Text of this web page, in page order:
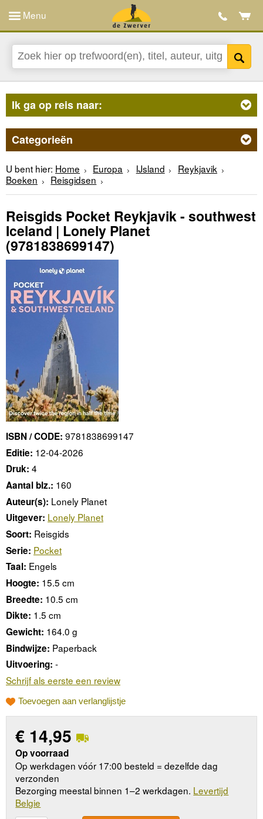
Menu
Ik ga op reis naar:
Categorieën
U bent hier: Home Europa IJsland
Reykjavik
Boeken
Reisgidsen
Reisgids Pocket Reykjavik - southwest
Iceland | Lonely Planet
(9781838699147)
ISBN / CODE: 9781838699147
Editie: 12-04-2026
Druk: 4
Aantal blz.: 160
Auteur(s): Lonely Planet
Uitgever: Lonely Planet
Soort: Reisgids
Serie: Pocket
Taal: Engels
Hoogte: 15.5 cm
Breedte: 10.5 cm
Dikte: 1.5 cm
Gewicht: 164.0 g
Bindwijze: Paperback
Uitvoering: -
Schrijf als eerste een review
Toevoegen aan verlanglijstje
€ 14,95
Op voorraad
Op werkdagen vóór 17:00 besteld = dezelfde dag
verzonden
Bezorging meestal binnen 1–2 werkdagen. Levertijd
Belgie